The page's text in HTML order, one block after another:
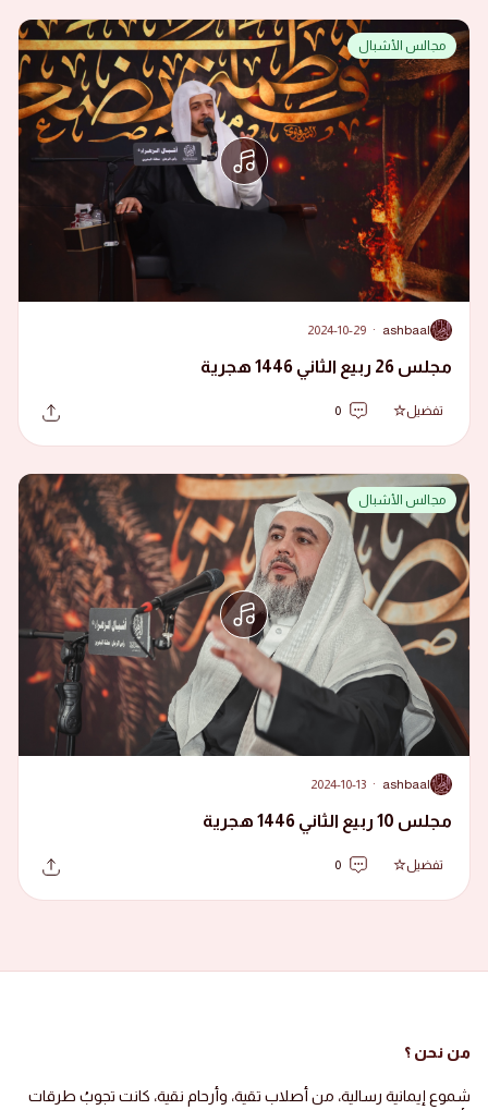
مجالس الأشبال
A
ashbaal
·
2024-10-29
مجلس 26 ربيع الثاني 1446 هجرية
تفضيل 0
مجالس الأشبال
A
ashbaal
·
2024-10-13
مجلس 10 ربيع الثاني 1446 هجرية
تفضيل 0
من نحن ؟
شموع إيمانية رسالية، من أصلاب تقية، وأرحام نقية، كانت تجوبُ طرقات